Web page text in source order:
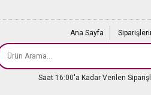
Ana Sayfa
Saat 16:00'a Kadar Verilen